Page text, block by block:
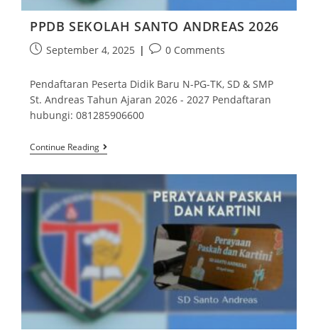
PPDB SEKOLAH SANTO ANDREAS 2026
September 4, 2025 0 Comments
Pendaftaran Peserta Didik Baru N-PG-TK, SD & SMP
St. Andreas Tahun Ajaran 2026 - 2027 Pendaftaran
hubungi: 081285906600
Continue Reading